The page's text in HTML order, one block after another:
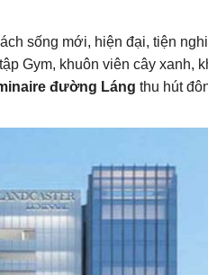
sống mới, hiện đại, tiện
Gym, khuôn viên cây
đường Láng thu hút